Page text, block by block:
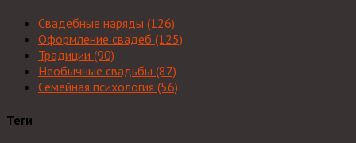
Свадебные наряды (126)
Оформление свадеб (125)
Традиции (90)
Необычные свадьбы (87)
Семейная психология (56)
Теги